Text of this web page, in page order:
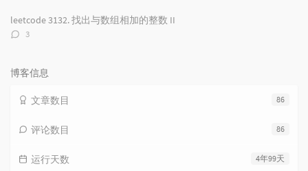
数：
leetcode 3132. 找出与数组相加的整数 II
评
3
博客信息
86
文章数目
86
评论数目
4年99天
运行天数